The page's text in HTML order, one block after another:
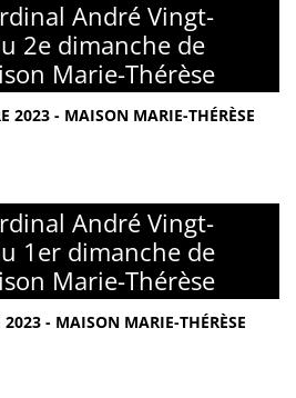
André Vingt-
2e dimanche de
Marie-Thérèse
2023 - MAISON MARIE-THÉRÈSE
André Vingt-
1er dimanche de
Marie-Thérèse
- MAISON MARIE-THÉRÈSE